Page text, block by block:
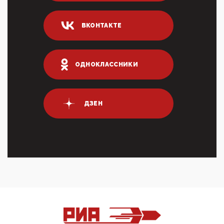
04:47, 10 Апреля 2026
ИНН для переводов по СБП это первый шаг из
логических двухЗаполнение ИНН при любых
переводах по ...
03:35, 10 Апреля 2026
Суммарное вознаграждение менеджменту в 15
крупных банках по итогам 2025 года превысило 63
03:01, 10 Апреля 2026
Террорист и убийца Буданов вальяжно сообщил,
что союзники просили Киев не наносить удары по
входМошенники активно пользуются аккаунтами на
Госуслугах уме...
ВКОНТАКТЕ
ОДНОКЛАССНИКИ
ДЗЕН